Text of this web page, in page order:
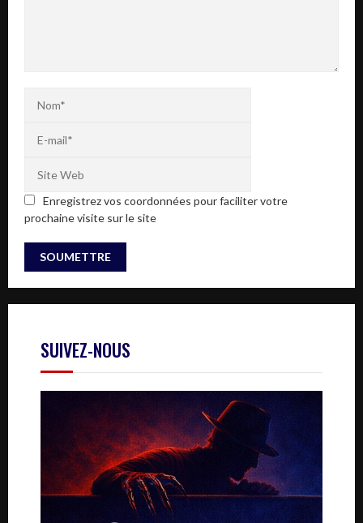
Enregistrez vos coordonnées pour faciliter votre
prochaine visite sur le site
SUIVEZ-NOUS